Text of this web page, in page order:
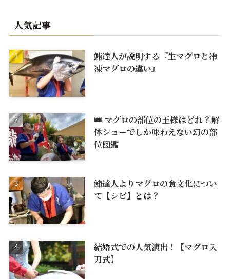
人気記事
鮪達人が説明する『生マグロと冷
凍マグロの違い』
👑 マグロの部位の王様はどれ？解
体ショーでしか味わえない幻の部
位図鑑
鮪達人よりマグロの食文化につい
て【シビ】とは？
結婚式での人気演出！【マグロ入
刀式】